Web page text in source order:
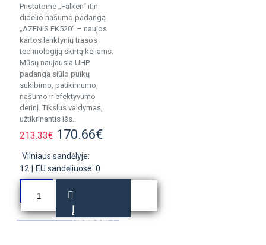
Pristatome „Falken“ itin
didelio našumo padangą
„AZENIS FK520“ – naujos
kartos lenktynių trasos
technologiją skirtą keliams.
Mūsų naujausia UHP
padanga siūlo puikų
sukibimo, patikimumo,
našumo ir efektyvumo
derinį. Tikslus valdymas,
užtikrinantis išs..
213.33€ 170.66€
Vilniaus sandėlyje:
12
EU sandėliuose: 0
Į
KREPŠELĮ